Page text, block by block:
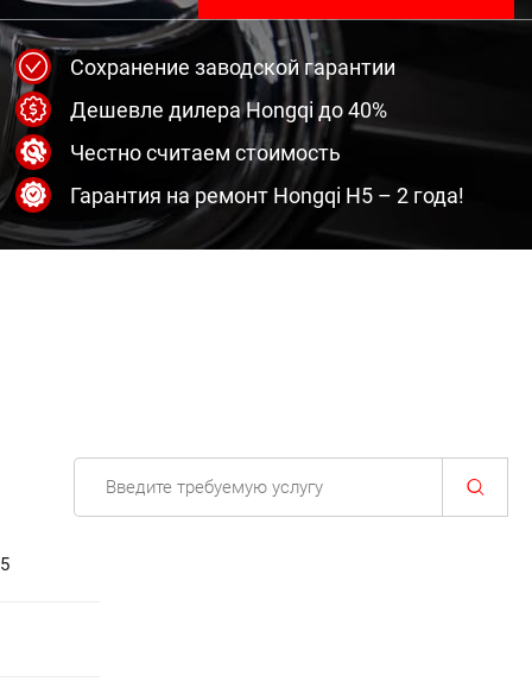
Сохранение заводской гарантии
Дешевле дилера Hongqi до 40%
Честно считаем стоимость
Гарантия на ремонт Hongqi H5 – 2 года!